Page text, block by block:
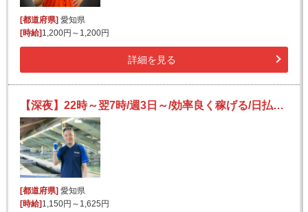
[都道府県] 愛知県
[時給] 1,200円～1,200円
詳細を見る
【深夜】22時～翌7時/週3日～/効率良く稼げる/日払いOK(規定有)/副業可/フリーター活躍/未経験歓迎
[都道府県]愛知県
[時給]1,150円～1,625円